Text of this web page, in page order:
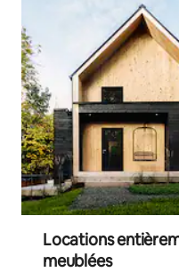
Locations
meublées